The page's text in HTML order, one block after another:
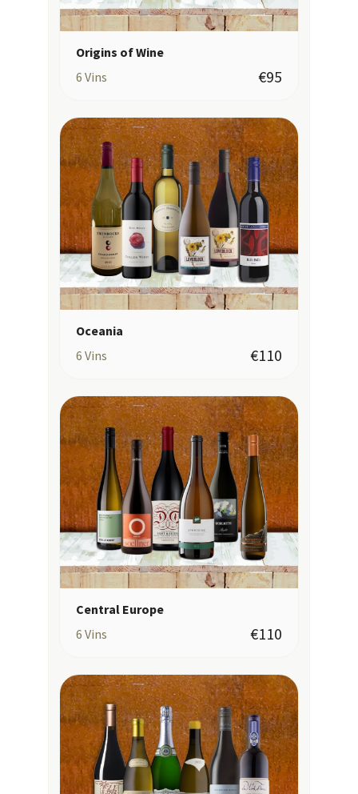
Origins of Wine
6 Vins €95
Oceania
6 Vins €110
Central Europe
6 Vins €110